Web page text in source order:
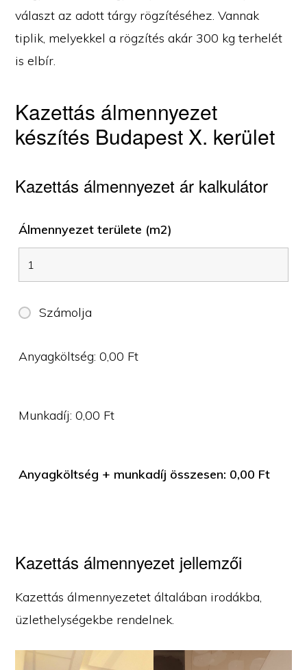
választ az adott tárgy rögzítéséhez. Vannak
tiplik, melyekkel a rögzítés akár 300 kg terhelét
is elbír.
Kazettás álmennyezet
készítés Budapest X. kerület
Kazettás álmennyezet ár kalkulátor
Álmennyezet területe (m2)
Számolja
Anyagköltség:0,00 Ft
Munkadíj:0,00 Ft
Anyagköltség + munkadíj összesen: 0,00 Ft
Kazettás álmennyezet jellemzői
Kazettás álmennyezetet általában irodákba,
üzlethelységekbe rendelnek.